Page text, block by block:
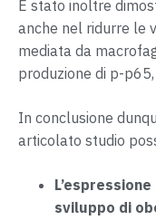
È stato inoltre
anche nel ridurre le
mediata da
produzione di p-
In conclusione
articolato studio
sviluppo di